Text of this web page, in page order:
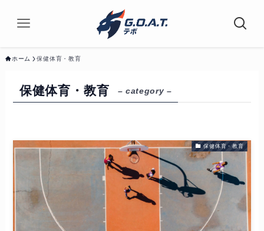
ホーム 保健体育・教育
保健体育・教育 – category –
保健体育・教育